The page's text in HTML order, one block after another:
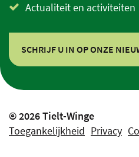
Actualiteit en activiteiten
SCHRIJF U IN OP ONZE
© 2026 Tielt-Winge
Toegankelijkheid Privacy